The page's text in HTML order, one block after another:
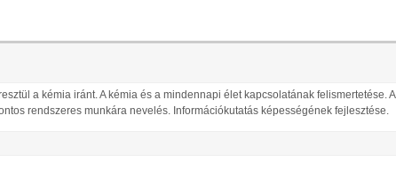
a kémia iránt. A kémia és a mindennapi élet kapcsolatának felismertetése. A
rendszeres munkára nevelés. Információkutatás képességének fejlesztése.